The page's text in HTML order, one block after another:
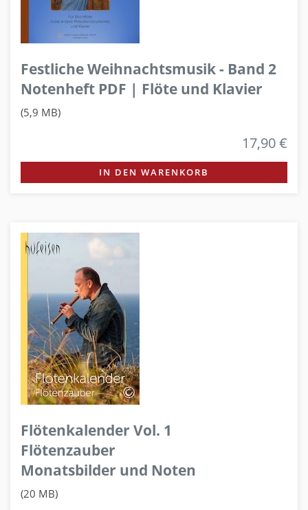
Festliche Weihnachtsmusik - Band 2
Notenheft PDF | Flöte und Klavier
(5,9 MB)
17,90 €
IN DEN WARENKORB
Flötenkalender Vol. 1
Flötenzauber
Monatsbilder und Noten
(20 MB)